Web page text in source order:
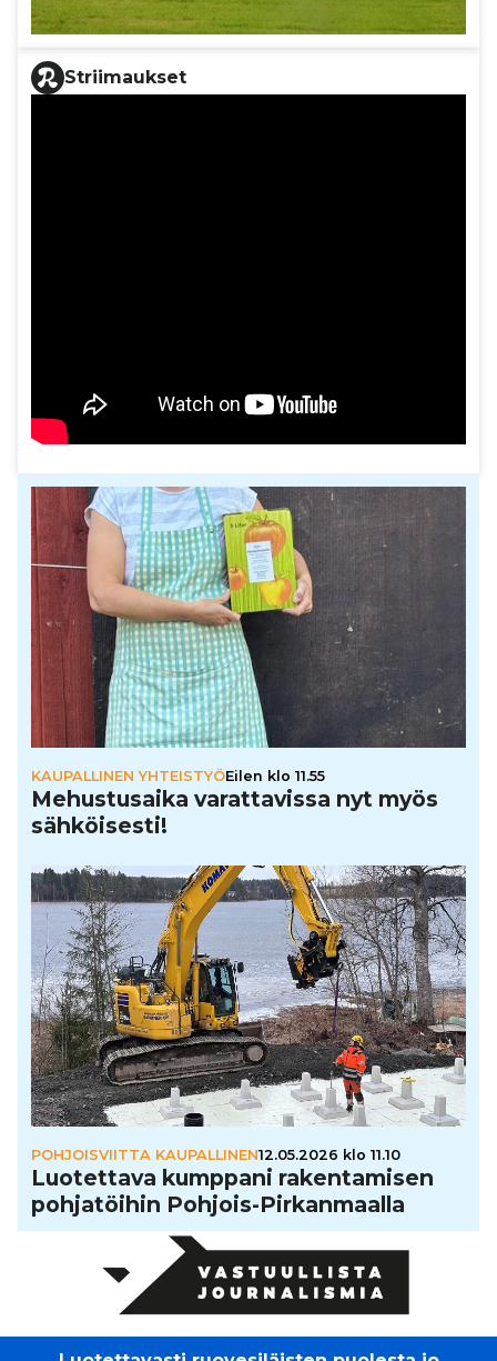
Striimaukset
KAUPALLINEN YHTEISTYÖEilen klo 11.55
Mehus­tu­saika varat­ta­vissa nyt myös
säh­köi­sesti!
POHJOISVIITTA KAUPALLINEN12.05.2026 klo 11.10
Luo­tet­tava kumppani raken­ta­mi­sen
poh­ja­töi­hin Pohjois-Pir­kan­maalla